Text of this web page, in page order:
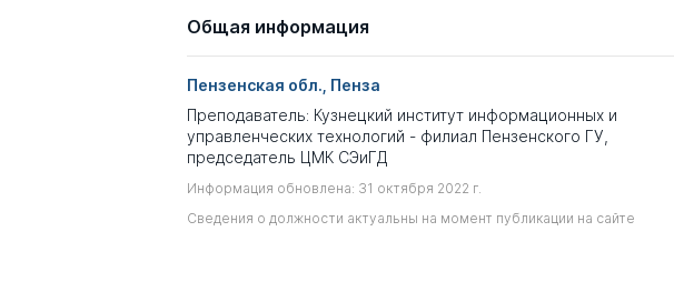
Общая информация
Пензенская обл., Пенза
Преподаватель: Кузнецкий институт информационных и
управленческих технологий - филиал Пензенского ГУ,
председатель ЦМК СЭиГД
Информация обновлена: 31 октября 2022 г.
Сведения о должности актуальны на момент публикации на сайте